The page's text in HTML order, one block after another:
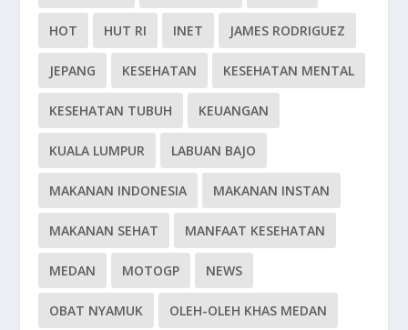
HOT HUT RI INET JAMES RODRIGUEZ
JEPANG KESEHATAN KESEHATAN MENTAL
KESEHATAN TUBUH KEUANGAN
KUALA LUMPUR LABUAN BAJO
MAKANAN INDONESIA MAKANAN INSTAN
MAKANAN SEHAT MANFAAT KESEHATAN
MEDAN MOTOGP NEWS
OBAT NYAMUK OLEH-OLEH KHAS MEDAN